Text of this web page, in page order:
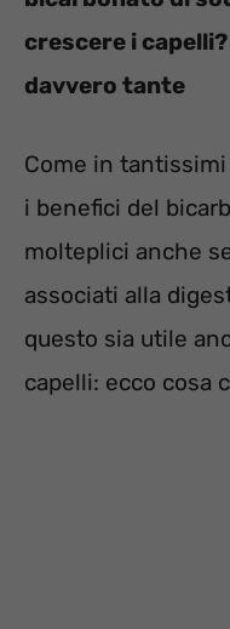
crescere i
davvero tante
Come in
i benefici del
molteplici anche
associati alla
questo sia utile
capelli: ecco cosa